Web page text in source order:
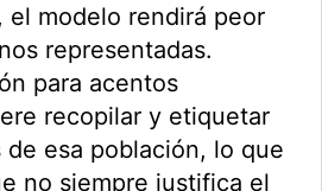
el modelo rendirá peor
representadas.
para acentos
recopilar y etiquetar
esa población, lo que
no siempre justifica el